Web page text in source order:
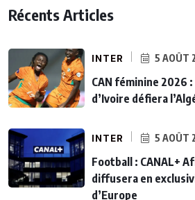
Récents Articles
INTER 5 AOÛT
CAN féminine 2026 :
d’Ivoire défiera
INTER 5 AOÛT
Football : CANAL+
diffusera en
d’Europe